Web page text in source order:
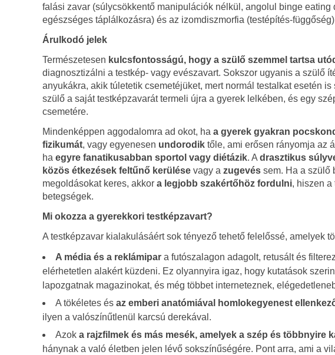
falási zavar (súlycsökkentő manipulációk nélkül, angolul binge
egészséges táplálkozásra) és az izomdiszmorfia (testépítés-
Árulkodó jelek
Természetesen kulcsfontosságú, hogy a szülő szemmel tartsa
diagnosztizálni a testkép- vagy evészavart. Sokszor ugyanis a szülő
anyukákra, akik túletetik csemetéjüket, mert normál testalkat esetén
szülő a saját testképzavarát termeli újra a gyerek lelkében, és egy
csemetére.
Mindenképpen aggodalomra ad okot, ha a gyerek gyakran
fizikumát, vagy egyenesen undorodik tőle, ami erősen rányomja az
ha egyre fanatikusabban sportol vagy diétázik. Adrasztikus
közös étkezések feltűnő kerülése vagy a zugevés sem. Ha a szülő
megoldásokat keres, akkor a legjobb szakértőhöz fordulni, hiszen
betegségek.
Mi okozza a gyerekkori testképzavart?
A testképzavar kialakulásáért sok tényező tehető felelőssé, amelyek
A média és a reklámipar a futószalagon adagolt, retusált és
elérhetetlen alakért küzdeni. Ez olyannyira igaz, hogy kutatások
lapozgatnak magazinokat, és még többet interneteznek,
A tökéletes és az emberi anatómiával homlokegyenest
ilyen a valószínűtlenül karcsú derekával.
Azok a rajzfilmek és más mesék, amelyek a szép és többnyire
hánynak a való életben jelen lévő sokszínűségére. Pont arra, ami a